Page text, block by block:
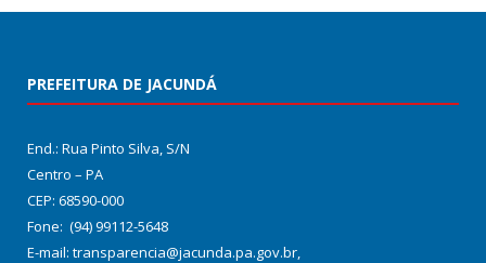
PREFEITURA DE JACUNDÁ
End.: Rua Pinto Silva, S/N
Centro – PA
CEP: 68590-000
Fone: (94) 99112-5648
E-mail: transparencia@jacunda.pa.gov.br,